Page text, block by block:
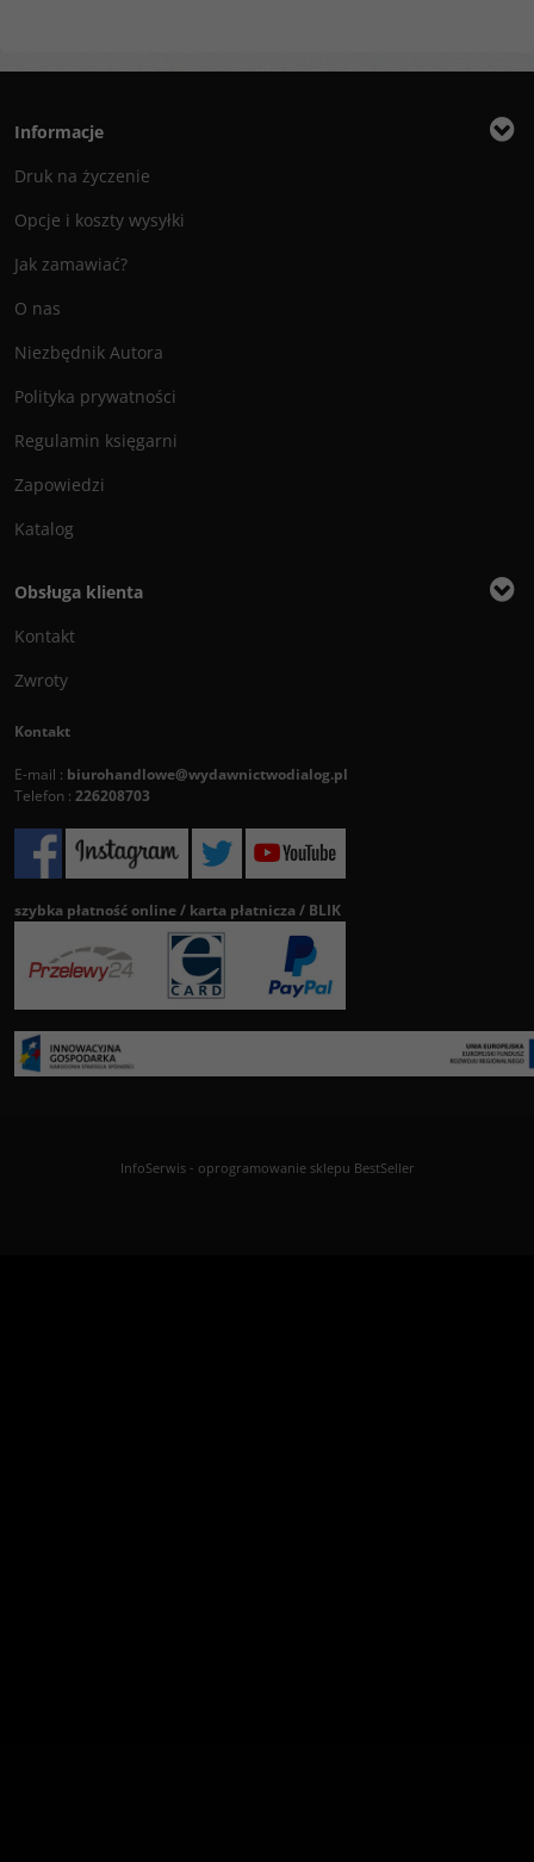
Informacje
Druk na życzenie
Opcje i koszty wysyłki
Jak zamawiać?
O nas
Niezbędnik Autora
Polityka prywatności
Regulamin księgarni
Zapowiedzi
Katalog
Obsługa klienta
Kontakt
Zwroty
Kontakt
E-mail : biurohandlowe@wydawnictwodialog.pl
Telefon : 226208703
szybka płatność online / karta płatnicza / BLIK
InfoSerwis- oprogramowanie sklepu BestSeller